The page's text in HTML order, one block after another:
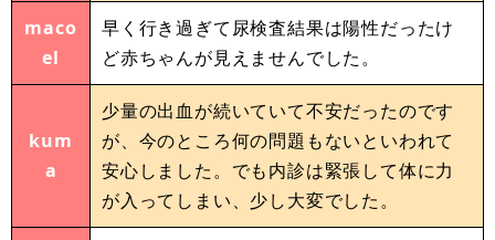
maco
el
早く行き過ぎて尿検査結果は陽性だったけ
ど赤ちゃんが見えませんでした。
kum
a
少量の出血が続いていて不安だったのです
が、今のところ何の問題もないといわれて
安心しました。でも内診は緊張して体に力
が入ってしまい、少し大変でした。